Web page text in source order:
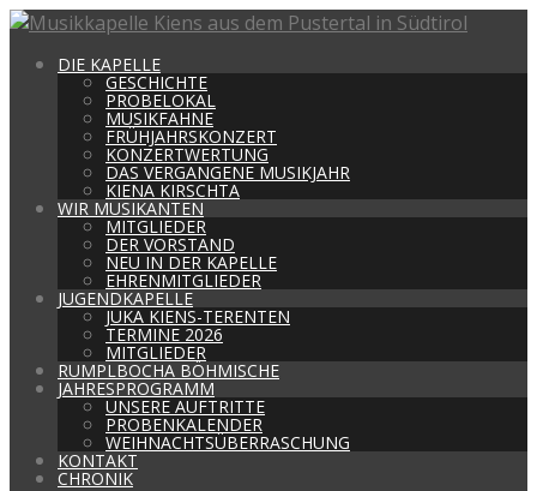
DIE KAPELLE
GESCHICHTE
PROBELOKAL
MUSIKFAHNE
FRÜHJAHRSKONZERT
KONZERTWERTUNG
DAS VERGANGENE MUSIKJAHR
KIENA KIRSCHTA
WIR MUSIKANTEN
MITGLIEDER
DER VORSTAND
NEU IN DER KAPELLE
EHRENMITGLIEDER
JUGENDKAPELLE
JUKA KIENS-TERENTEN
TERMINE 2026
MITGLIEDER
RUMPLBOCHA BÖHMISCHE
JAHRESPROGRAMM
UNSERE AUFTRITTE
PROBENKALENDER
WEIHNACHTSÜBERRASCHUNG
KONTAKT
CHRONIK